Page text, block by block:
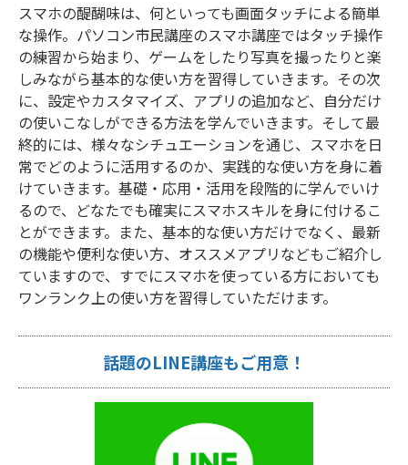
スマホの醍醐味は、何といっても画面タッチによる簡単
な操作。パソコン市民講座のスマホ講座ではタッチ操作
の練習から始まり、ゲームをしたり写真を撮ったりと楽
しみながら基本的な使い方を習得していきます。その次
に、設定やカスタマイズ、アプリの追加など、自分だけ
の使いこなしができる方法を学んでいきます。そして最
終的には、様々なシチュエーションを通じ、スマホを日
常でどのように活用するのか、実践的な使い方を身に着
けていきます。基礎・応用・活用を段階的に学んでいけ
るので、どなたでも確実にスマホスキルを身に付けるこ
とができます。また、基本的な使い方だけでなく、最新
の機能や便利な使い方、オススメアプリなどもご紹介し
ていますので、すでにスマホを使っている方においても
ワンランク上の使い方を習得していただけます。
話題のLINE講座もご用意！